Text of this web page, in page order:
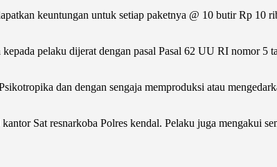
keuntungan untuk setiap paketnya @ 10 butir Rp 10
pelaku dijerat dengan pasal Pasal 62 UU RI nomor
dan dengan sengaja memproduksi atau
Sat resnarkoba Polres kendal. Pelaku juga mengakui